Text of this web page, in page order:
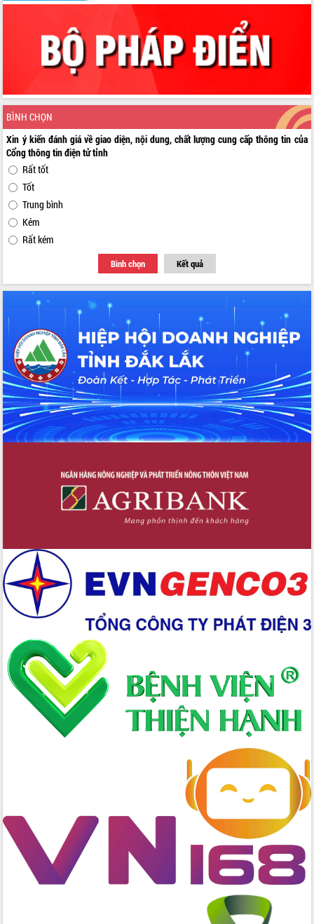
BÌNH CHỌN
Xin ý kiến đánh giá về giao diện, nội dung, chất lượng cung cấp thông tin của
Cổng thông tin điện tử tỉnh
Rất tốt
Tốt
Trung bình
Kém
Rất kém
Bình chọn Kết quả